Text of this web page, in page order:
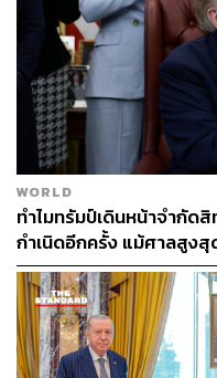
โครงสร้างการผลิตอย่าง
ยาวนานหลายปี และไม่ส
ลง ซึ่งแตกต่างจากการที่แ
ปฏิกิริยาตอบโต้จากป
รัฐบาลกาตาร์มีคำสั่งให้ผู้
ของอิหร่านเดินทางออก
ของอิหร่านสร้างความเ
ธรรมชาติหลักในนิคมอุตส
LNG รายใหญ่ของโลก
WORLD
ทำไมทรัมป์เดินหน้าจำกัด
กำเนิดอีกครั้ง แม้ศาลสูง